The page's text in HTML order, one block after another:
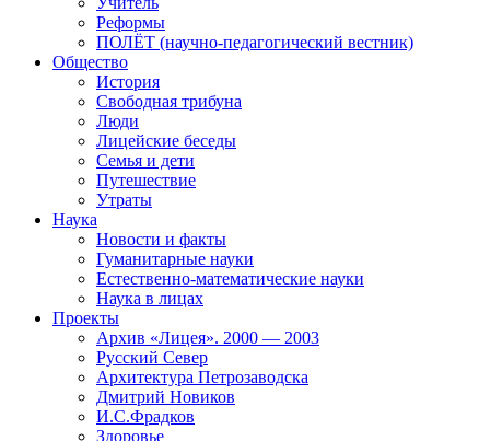
Реформы
ПОЛЁТ (научно-педагогический вестник)
Общество
История
Свободная трибуна
Люди
Лицейские беседы
Семья и дети
Путешествие
Утраты
Наука
Новости и факты
Гуманитарные науки
Естественно-математические науки
Наука в лицах
Проекты
Архив «Лицея». 2000 — 2003
Русский Север
Архитектура Петрозаводска
Дмитрий Новиков
И.С.Фрадков
Здоровье